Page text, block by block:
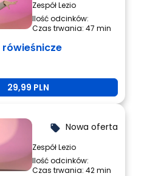
Zespół Lezio
Ilość odcinków:
Czas trwania: 47 min
rówieśnicze
29,99 PLN
local_offer Nowa oferta
Zespół Lezio
Ilość odcinków:
Czas trwania: 42 min